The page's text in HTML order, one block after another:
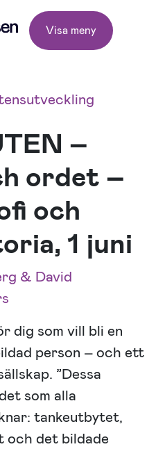
Visa meny
–
ordet –
och
1 juni
& David
dig som vill bli en
person – och ett
”Dessa
som alla
tankeutbytet,
det bildade